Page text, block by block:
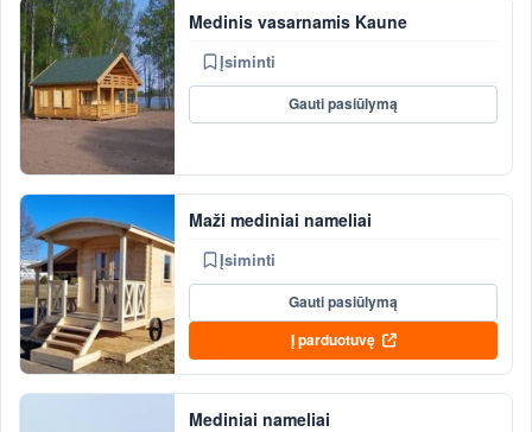
Medinis vasarnamis Kaune
Įsiminti
Gauti pasiūlymą
Maži mediniai nameliai
Įsiminti
Gauti pasiūlymą
Į parduotuvę
Mediniai nameliai